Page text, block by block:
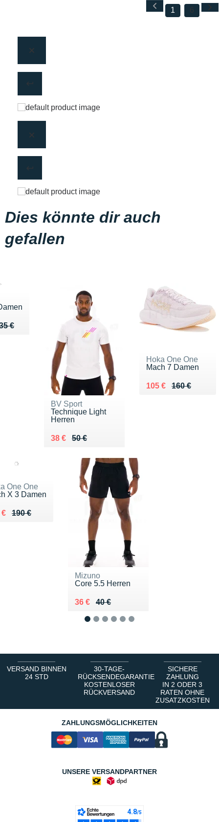
1 6
Dies könnte dir auch
gefallen
€
de 35 €
€
BV Sport
Technique Light
Herren
50 €
Au lieu de 50 €
38 €
Vendu 38 €
Hoka One One
Mach 7 Damen
160 €
Au lieu de 160 €
105 €
Vendu 105 €
One One
X 3 Damen
190 €
de 190 €
€ 143 €
Mizuno
Core 5.5 Herren
40 €
Au lieu de 40 €
36 €
Vendu 36 €
VERSAND BINNEN
24 STD
30-TAGE-
RÜCKSENDEGARANTIE
KOSTENLOSER
RÜCKVERSAND
SICHERE
ZAHLUNG
IN 2 ODER 3
RATEN OHNE
ZUSATZKOSTEN
ZAHLUNGSMÖGLICHKEITEN
UNSERE VERSANDPARTNER